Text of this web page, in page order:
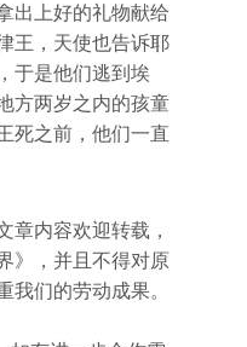
出上好的礼物献给
王，天使也告诉耶
于是他们逃到埃
方两岁之内的孩童
死之前，他们一直
章内容欢迎转载，
》，并且不得对原
我们的劳动成果。